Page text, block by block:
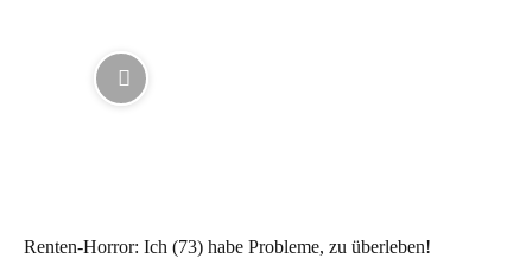
Renten-Horror: Ich (73) habe Probleme, zu überleben!